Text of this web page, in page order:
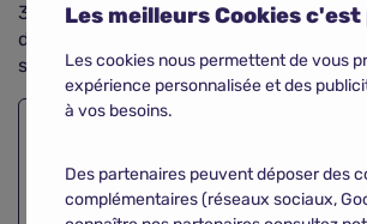
3ème niveau peut être très
d'une mutuelle groupe obligatoire,
sont limitées.
Comparez les
surcomplémentaires
Les meilleurs Cookies c'est
Les cookies nous permettent de vous
expérience personnalisée et des
à vos besoins.
Des partenaires peuvent déposer des
complémentaires (réseaux sociaux,